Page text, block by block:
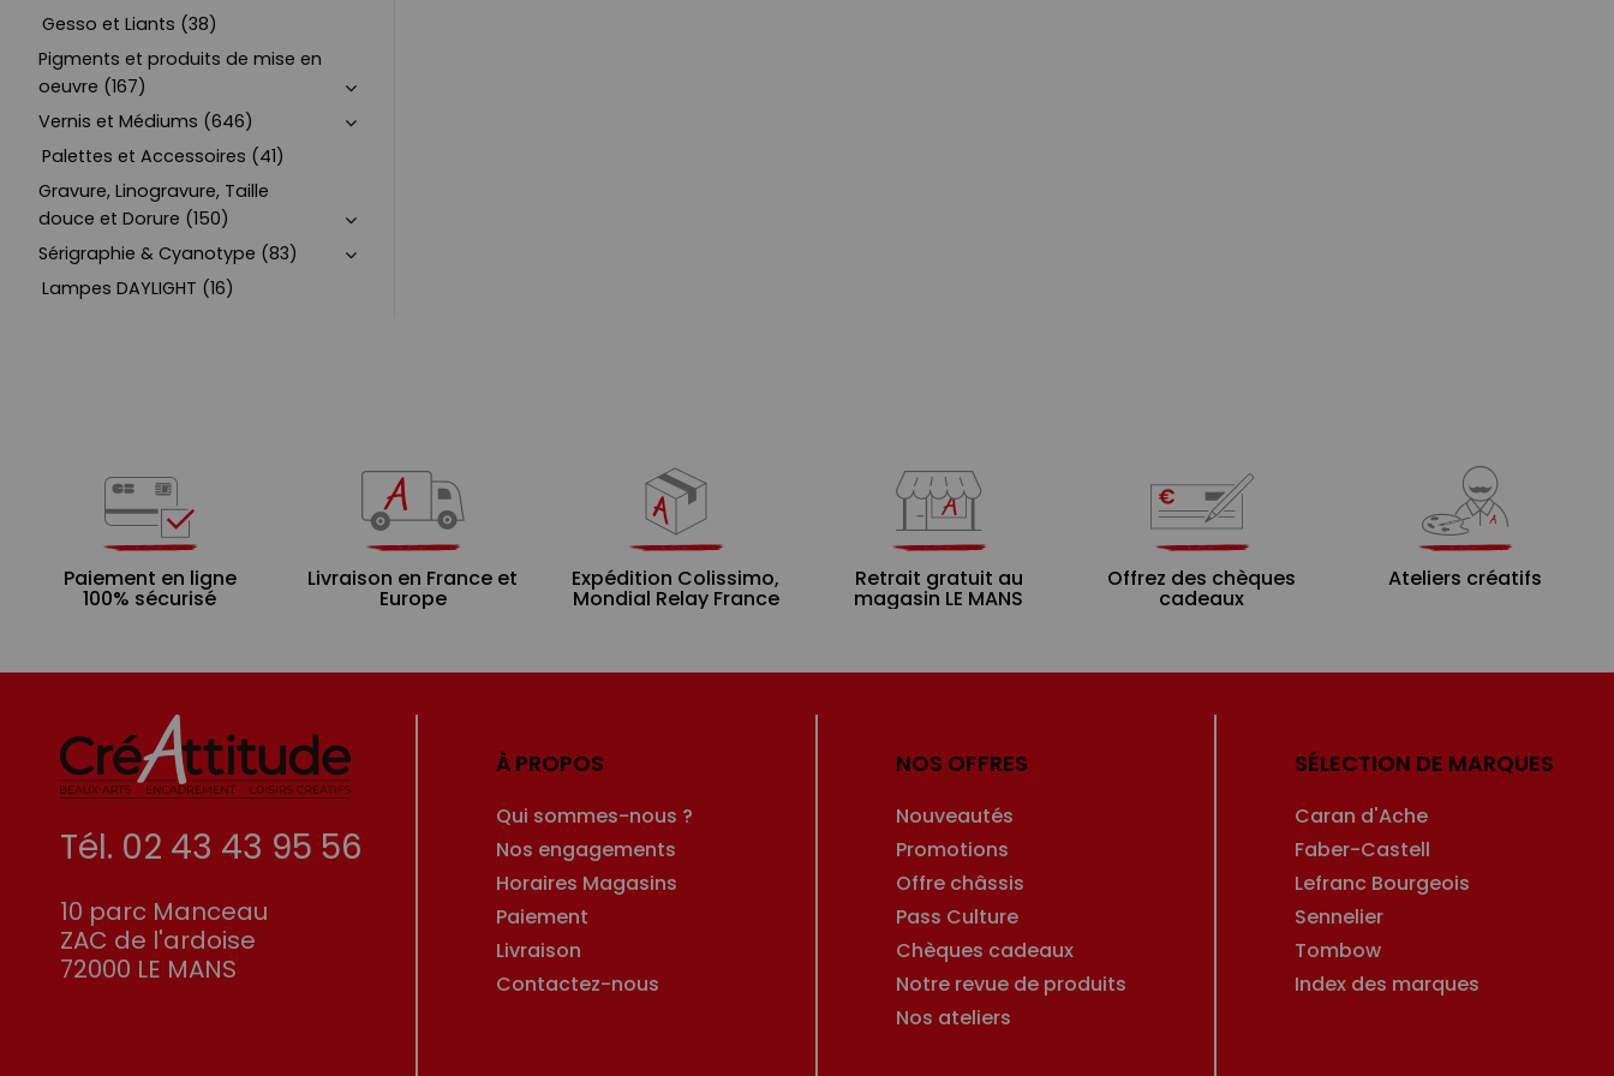
Gesso et Liants (38)
Pigments et produits de mise en
oeuvre (167)
Vernis et Médiums (646)
Palettes et Accessoires (41)
Gravure, Linogravure, Taille
douce et Dorure (150)
Sérigraphie & Cyanotype (83)
Lampes DAYLIGHT (16)
Paiement en ligne
100% sécurisé
Livraison en France et
Europe
Expédition Colissimo,
Mondial Relay France
Retrait gratuit au
magasin LE MANS
Offrez des chèques
cadeaux
Ateliers créatifs
Tél. 02 43 43 95 56
10 parc Manceau
ZAC de l'ardoise
72000 LE MANS
À PROPOS
Qui sommes-nous ?
Nos engagements
Horaires Magasins
Paiement
Livraison
Contactez-nous
NOS OFFRES
Nouveautés
Promotions
Offre châssis
Pass Culture
Chèques cadeaux
Notre revue de produits
Nos ateliers
SÉLECTION DE MARQUES
Caran d'Ache
Faber-Castell
Lefranc Bourgeois
Sennelier
Tombow
Index des marques